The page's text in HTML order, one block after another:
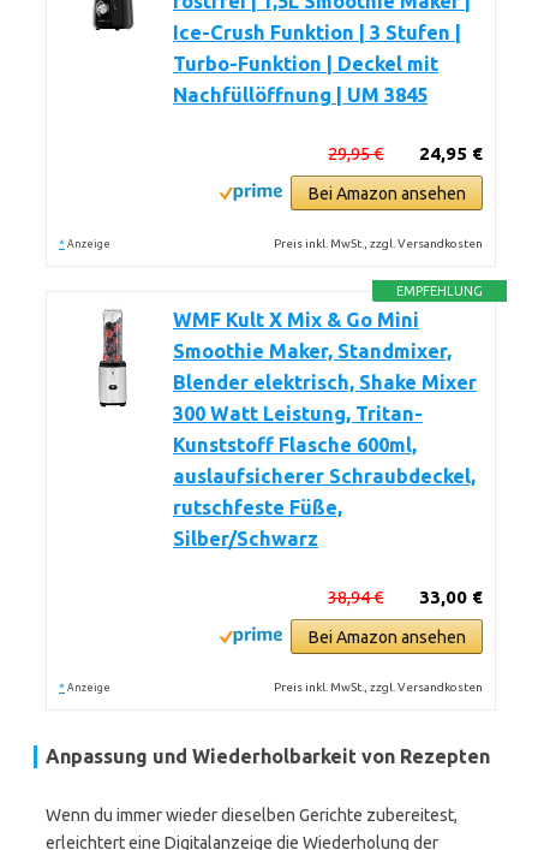
Ice-Crush Funktion | 3 Stufen |
Turbo-Funktion | Deckel mit
Nachfüllöffnung | UM 3845
24,95 €
29,95 €
Bei Amazon ansehen
* Anzeige Preis inkl. MwSt., zzgl. Versandkosten
EMPFEHLUNG
WMF Kult X Mix & Go Mini
Smoothie Maker, Standmixer,
Blender elektrisch, Shake Mixer
300 Watt Leistung, Tritan-
Kunststoff Flasche 600ml,
auslaufsicherer Schraubdeckel,
rutschfeste Füße,
Silber/Schwarz
33,00 €
38,94 €
Bei Amazon ansehen
* Anzeige Preis inkl. MwSt., zzgl. Versandkosten
Anpassung und Wiederholbarkeit von Rezepten
Wenn du immer wieder dieselben Gerichte zubereitest,
erleichtert eine Digitalanzeige die Wiederholung der